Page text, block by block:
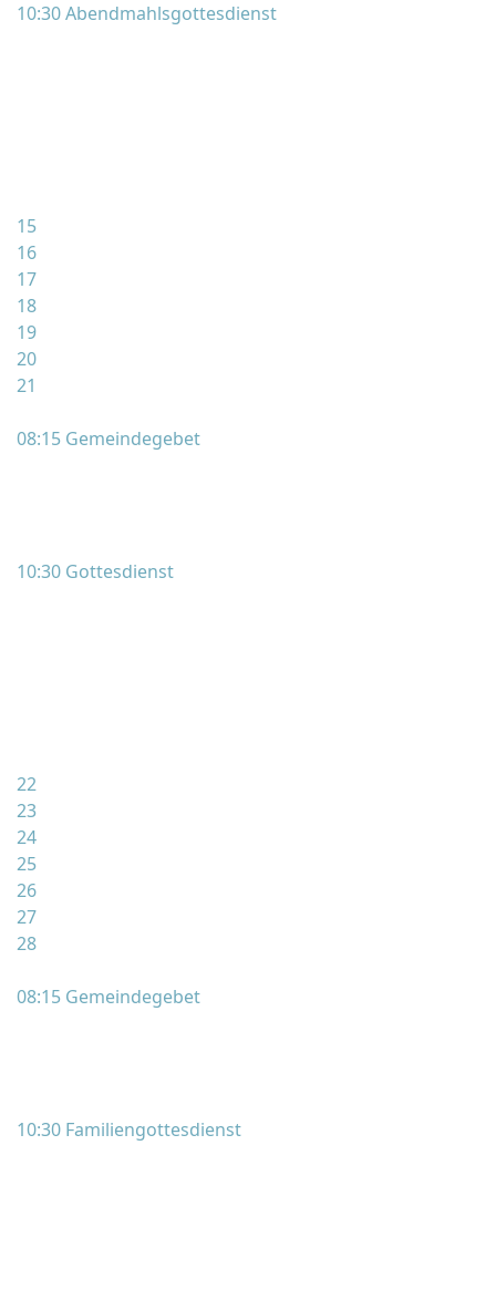
10:30 Abendmahlsgottesdienst
15
16
17
18
19
20
21
08:15 Gemeindegebet
10:30 Gottesdienst
22
23
24
25
26
27
28
08:15 Gemeindegebet
10:30 Familiengottesdienst